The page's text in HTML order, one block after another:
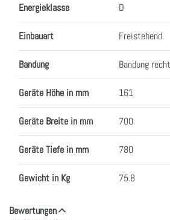
Energieklasse D
Einbauart Freistehend
Bandung Bandung
Geräte Höhe in mm 161
Geräte Breite in mm 700
Geräte Tiefe in mm 780
Gewicht in Kg 75.8
Bewertungen